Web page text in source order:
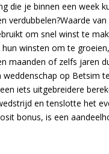
die je binnen een week
verdubbelen?Waarde
om snel winst te
winsten om te
maanden of zelfs jaren
op Betsim
iets uitgebreidere
en tenslotte het
bonus, is een